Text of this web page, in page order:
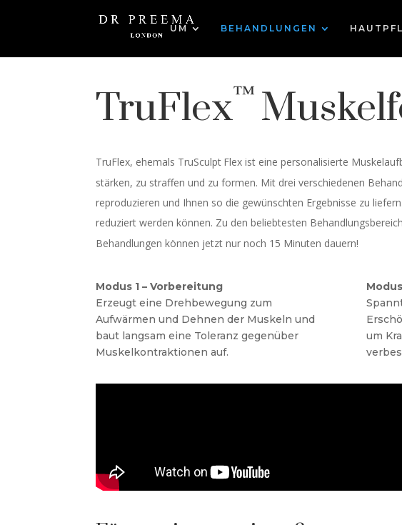
UM BEHANDLUNGEN
TruFlex™
TruFlex, ehemals TruSculpt Flex ist eine personalisierte
stärken, zu straffen und zu formen. Mit drei verschiedenen
reproduzieren und Ihnen so die gewünschten Ergebnisse zu
reduziert werden können. Zu den beliebtesten
Behandlungen können jetzt nur noch 15 Minuten dauern!
Modus 1 – Vorbereitung
Erzeugt eine Drehbewegung zum
Aufwärmen und Dehnen der Muskeln und
baut langsam eine Toleranz gegenüber
Muskelkontraktionen auf.
um